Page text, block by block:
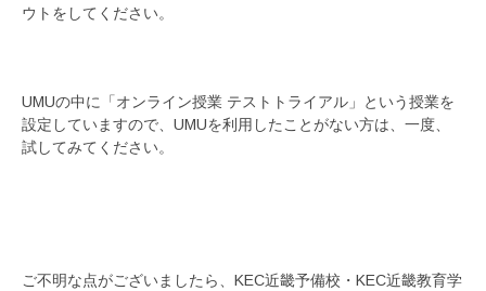
ウトをしてください。
UMUの中に「オンライン授業 テストトライアル」という授業を
設定していますので、UMUを利用したことがない方は、一度、
試してみてください。
ご不明な点がございましたら、KEC近畿予備校・KEC近畿教育学